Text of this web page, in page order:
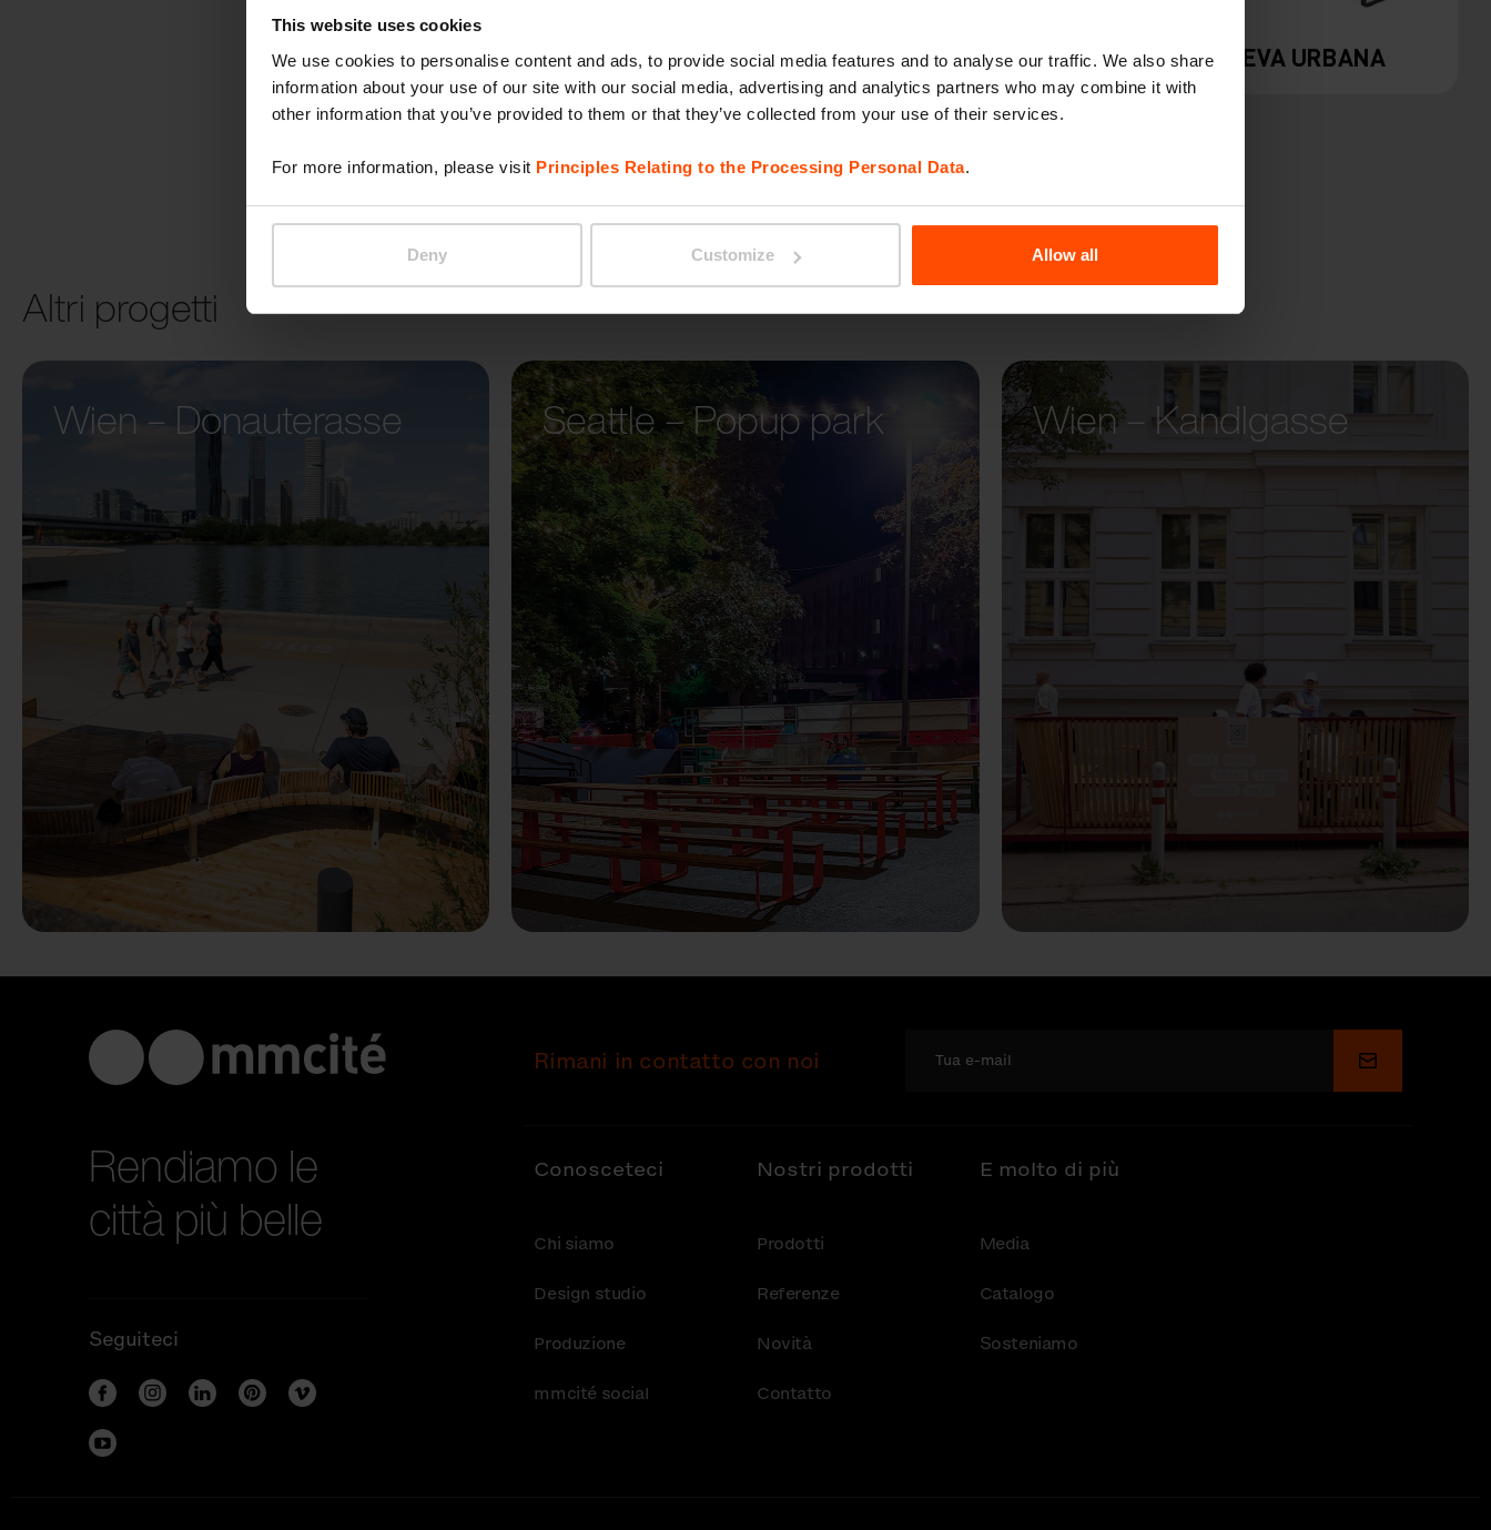
This website uses cookies
We use cookies to personalise content and ads, to provide social media features and to analyse our traffic. We also share
information about your use of our site with our social media, advertising and analytics partners who may combine it with
other information that you’ve provided to them or that they’ve collected from your use of their services.
For more information, please visit Principles Relating to the Processing Personal Data.
Deny Customize Allow all
PRAX PREVA URBANA
Altri progetti
Wien – Donauterasse
Seattle – Popup park Wien – Kandlgasse
Rendiamo le
città più belle
Seguiteci
Rimani in contatto con noi Invia
Conosceteci
Chi siamo
Design studio
Produzione
mmcité social
Nostri prodotti
Prodotti
Referenze
Novità
Contatto
E molto di più
Media
Catalogo
Sosteniamo